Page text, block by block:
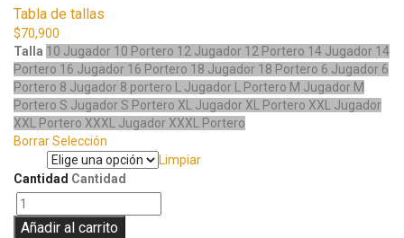
Tabla de tallas
$70,900
Talla 10 Jugador 10 Portero 12 Jugador 12 Portero 14 Jugador 14
Portero 16 Jugador 16 Portero 18 Jugador 18 Portero 6 Jugador 6
Portero 8 Jugador 8 portero L Jugador L Portero M Jugador M
Portero S JugadorS Portero XL Jugador XL Portero XXL Jugador
XXL Portero XXXL Jugador XXXL Portero
Borrar Selección
Limpiar
Cantidad Cantidad
Añadir al carrito